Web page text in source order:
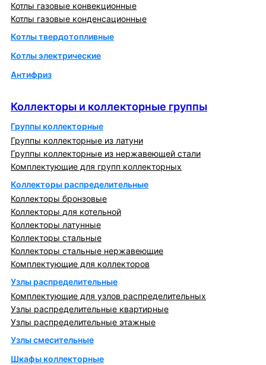
Котлы газовые конвекционные
Котлы газовые конденсационные
Котлы твердотопливные
Котлы электрические
Антифриз
Коллекторы и коллекторные группы
Группы коллекторные
Группы коллекторные из латуни
Группы коллекторные из нержавеющей стали
Комплектующие для групп коллекторных
Коллекторы распределительные
Коллекторы бронзовые
Коллекторы для котельной
Коллекторы латунные
Коллекторы стальные
Коллекторы стальные нержавеющие
Комплектующие для коллекторов
Узлы распределительные
Комплектующие для узлов распределительных
Узлы распределительные квартирные
Узлы распределительные этажные
Узлы смесительные
Шкафы коллекторные